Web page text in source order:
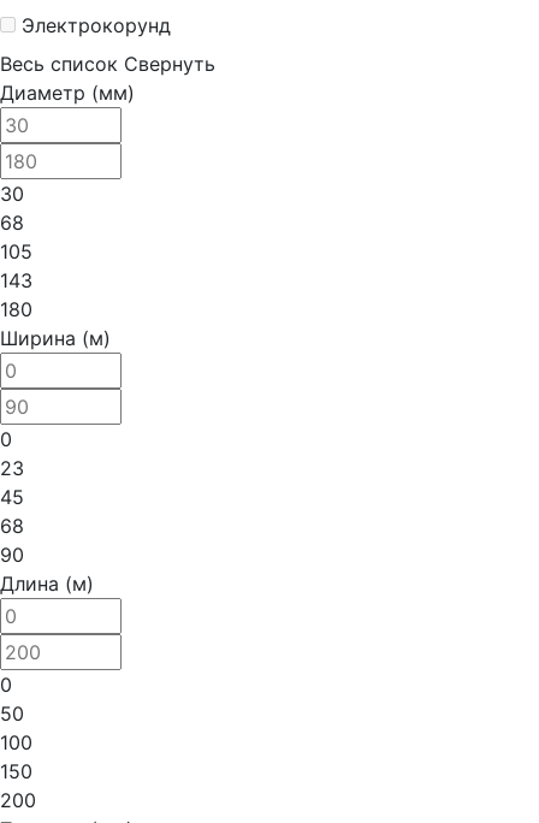
Электрокорунд
Весь список Свернуть
Диаметр (мм)
30
68
105
143
180
Ширина (м)
0
23
45
68
90
Длина (м)
0
50
100
150
200